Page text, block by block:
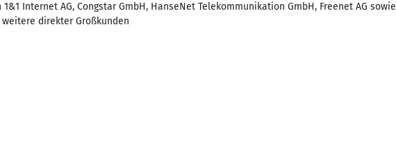
Internet AG, Congstar GmbH, HanseNet Telekommunikation GmbH, Freenet AG sowie
direkter Großkunden